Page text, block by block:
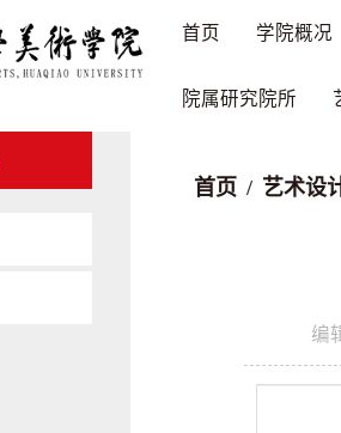
首页 学院概况
院属研究院所
首页 / 艺术设
编